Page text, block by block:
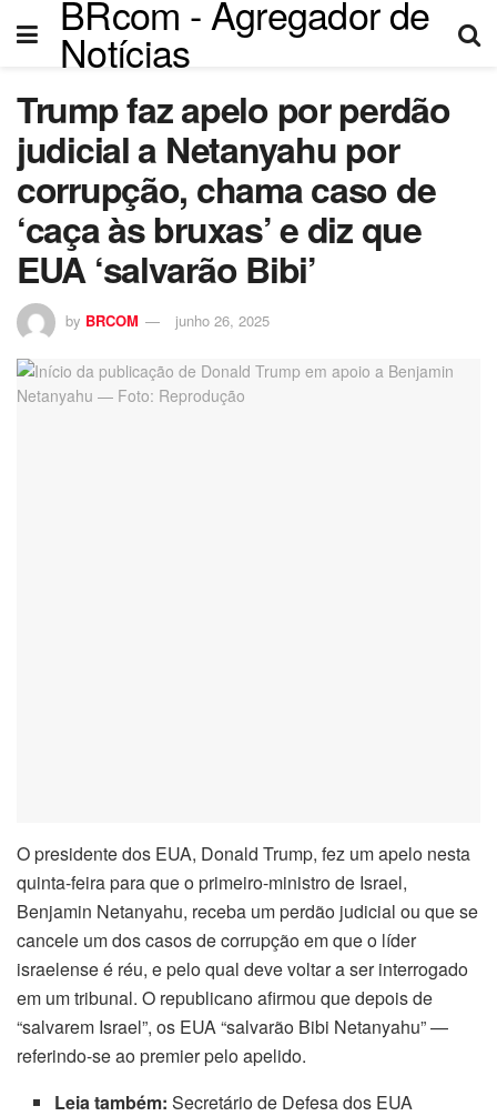
BRcom - Agregador de
Notícias
Trump faz apelo por perdão
judicial a Netanyahu por
corrupção, chama caso de
‘caça às bruxas’ e diz que
EUA ‘salvarão Bibi’
by BRCOM junho 26, 2025
O presidente dos EUA, Donald Trump, fez um apelo nesta
quinta-feira para que o primeiro-ministro de Israel,
Benjamin Netanyahu, receba um perdão judicial ou que se
cancele um dos casos de corrupção em que o líder
israelense é réu, e pelo qual deve voltar a ser interrogado
em um tribunal. O republicano afirmou que depois de
“salvarem Israel”, os EUA “salvarão Bibi Netanyahu” —
referindo-se ao premier pelo apelido.
Leia também:Secretário de Defesa dos EUA